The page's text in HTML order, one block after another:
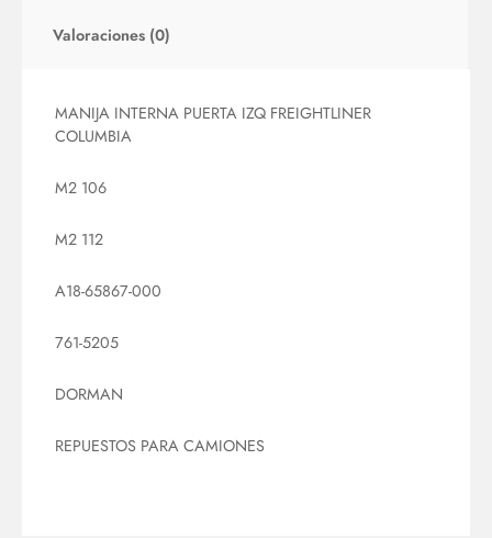
Valoraciones (0)
MANIJA INTERNA PUERTA IZQ FREIGHTLINER
COLUMBIA
M2 106
M2 112
A18-65867-000
761-5205
DORMAN
REPUESTOS PARA CAMIONES